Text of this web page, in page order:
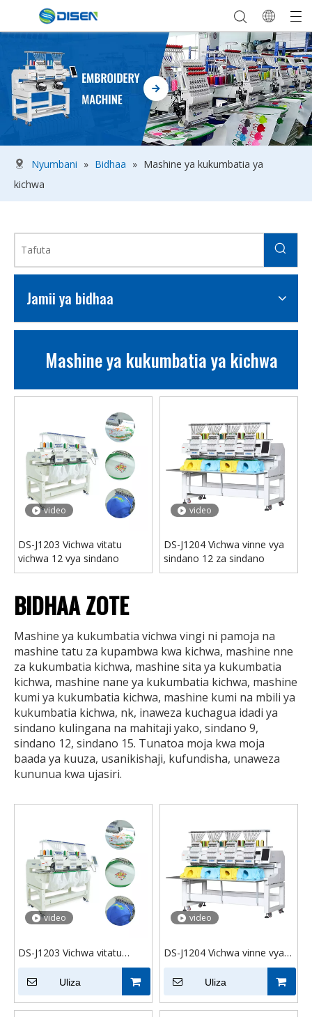
Nyumbani » Bidhaa » Mashine ya kukumbatia ya
kichwa
Jamii ya bidhaa
Mashine ya kukumbatia ya kichwa
video
DS-J1203 Vichwa vitatu
vichwa 12 vya sindano
video
DS-J1204 Vichwa vinne vya
sindano 12 za sindano
BIDHAA ZOTE
Mashine ya kukumbatia vichwa vingi ni pamoja na
mashine tatu za kupambwa kwa kichwa, mashine nne
za kukumbatia kichwa, mashine sita ya kukumbatia
kichwa, mashine nane ya kukumbatia kichwa, mashine
kumi ya kukumbatia kichwa, mashine kumi na mbili ya
kukumbatia kichwa, nk, inaweza kuchagua idadi ya
sindano kulingana na mahitaji yako, sindano 9,
sindano 12, sindano 15. Tunatoa moja kwa moja
baada ya kuuza, usanikishaji, kufundisha, unaweza
kununua kwa ujasiri.
video
DS-J1203 Vichwa vitatu
vichwa 12 vya sindano
Uliza
video
DS-J1204 Vichwa vinne vya
sindano 12 za sindano
Uliza